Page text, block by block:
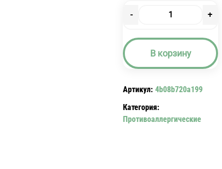
-
ЛОПЕРАМИД-
ЗДОРОВЬЕ
ТАБ.2МГ
LOPERAMIDE
+
В корзину
Артикул: 4b08b720a199
Категория:
Противоаллергические